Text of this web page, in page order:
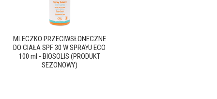
MLECZKO PRZECIWSŁONECZNE
DO CIAŁA SPF 30 W SPRAYU ECO
100 ml - BIOSOLIS (PRODUKT
SEZONOWY)